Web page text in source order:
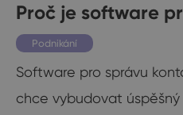
Proč je software
Podnikání
Software pro správu
chce vybudovat